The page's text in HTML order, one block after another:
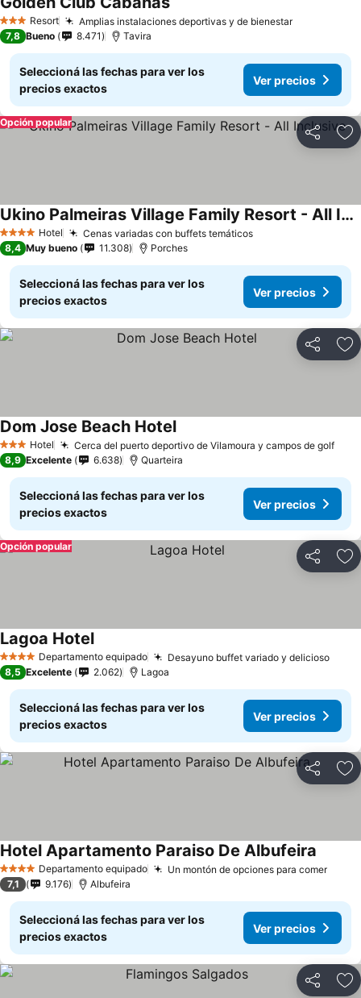
3 EstrellasResort Amplias instalaciones deportivas y de bienestarVer precios
Ver precios
7,8 Bueno 8.471 Tavira
Seleccioná las fechas para ver los
precios exactos
Ver precios
Compartir
Opción popular
4 EstrellasHotel Cenas variadas con buffets temáticosVer precios
Ukino Palmeiras Village Family Resort - All Inclusive
Ver precios
8,4 Muy bueno 11.308 Porches
Seleccioná las fechas para ver los
precios exactos
Ver precios
Compartir
3 Estrellas
Hotel Cerca del puerto deportivo de Vilamoura y campos de golfVer
Dom Jose Beach HotelVer precios
8,9 Excelente 6.638 Quarteira
Seleccioná las fechas para ver los
precios exactos
Ver precios
Compartir
Opción popular
4 EstrellasDepartamento equipado Desayuno buffet variado y deliciosoVer
Lagoa HotelVer precios
8,5 Excelente 2.062 Lagoa
Seleccioná las fechas para ver los
precios exactos
Ver precios
Compartir
4 EstrellasDepartamento equipado Un montón de opciones para comerVer
Hotel Apartamento Paraiso De Albufeira
7,1 9.176 Albufeira
Seleccioná las fechas para ver los
precios exactos
Ver precios
Compartir